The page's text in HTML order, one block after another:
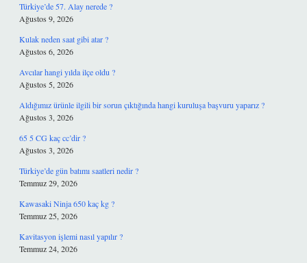
Türkiye’de 57. Alay nerede ?
Ağustos 9, 2026
Kulak neden saat gibi atar ?
Ağustos 6, 2026
Avcılar hangi yılda ilçe oldu ?
Ağustos 5, 2026
Aldığımız ürünle ilgili bir sorun çıktığında hangi kuruluşa başvuru yaparız ?
Ağustos 3, 2026
65 5 CG kaç cc’dir ?
Ağustos 3, 2026
Türkiye’de gün batımı saatleri nedir ?
Temmuz 29, 2026
Kawasaki Ninja 650 kaç kg ?
Temmuz 25, 2026
Kavitasyon işlemi nasıl yapılır ?
Temmuz 24, 2026